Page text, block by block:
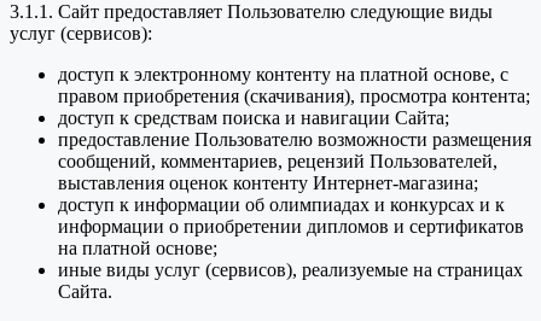
3.1.1. Сайт предоставляет Пользователю следующие виды
услуг (сервисов):
доступ к электронному контенту на платной основе, с
правом приобретения (скачивания), просмотра контента;
доступ к средствам поиска и навигации Сайта;
предоставление Пользователю возможности размещения
сообщений, комментариев, рецензий Пользователей,
выставления оценок контенту Интернет-магазина;
доступ к информации об олимпиадах и конкурсах и к
информации о приобретении дипломов и сертификатов
на платной основе;
иные виды услуг (сервисов), реализуемые на страницах
Сайта.